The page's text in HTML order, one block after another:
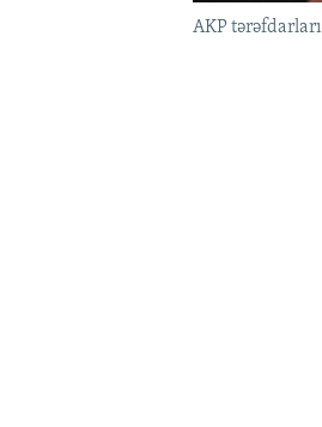
AKP tərəfdarları